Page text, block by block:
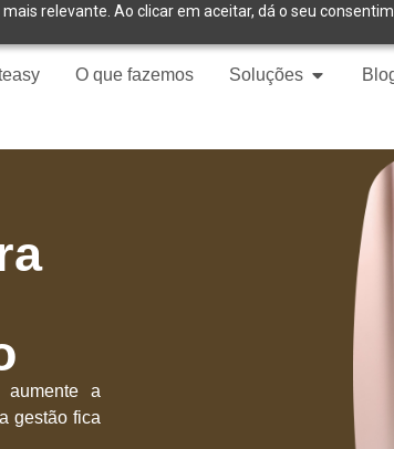
relevante. Ao clicar em aceitar, dá o seu
O que fazemos Soluções
a
gestão fica